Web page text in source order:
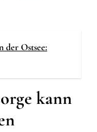
Ostsee:
kann